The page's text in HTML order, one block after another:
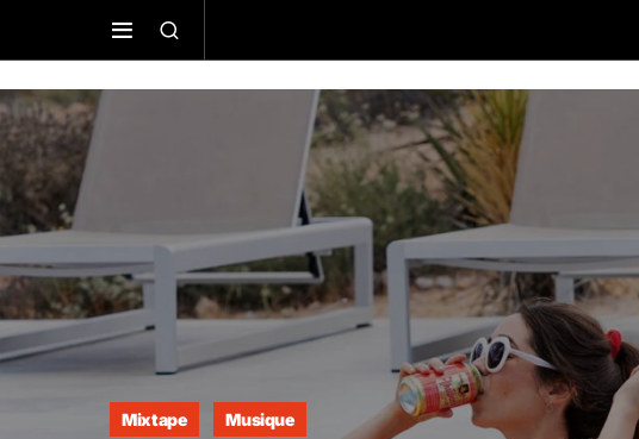
Mixtape Musique